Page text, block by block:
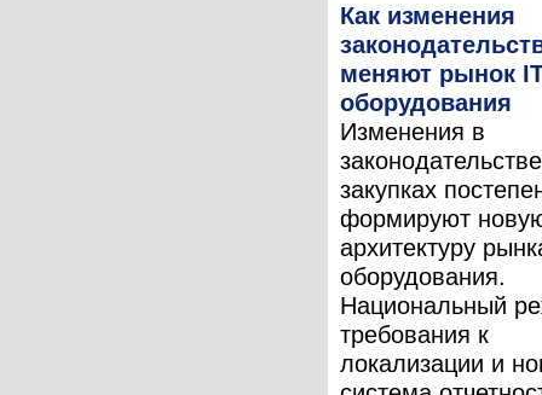
Как изменения
меняют рынок
оборудования
Изменения в
закупках
формируют
архитектуру
оборудования.
Национальный
требования к
локализации и